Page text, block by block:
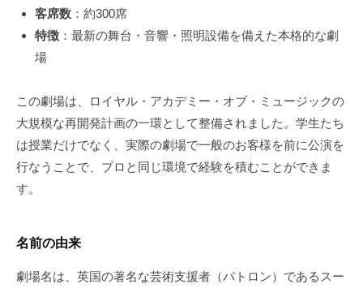
客席数：約300席
特徴：最新の舞台・音響・照明設備を備えた本格的な劇
場
この劇場は、ロイヤル・アカデミー・オブ・ミュージックの
大規模な再開発計画の一環として整備されました。学生たち
は授業だけでなく、実際の劇場で一般のお客様を前に公演を
行なうことで、プロと同じ環境で経験を積むことができま
す。
名前の由来
劇場名は、英国の著名な芸術支援者（パトロン）であるスー